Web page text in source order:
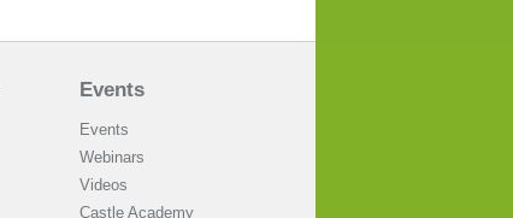
Events
Events
Webinars
Videos
Castle Academy